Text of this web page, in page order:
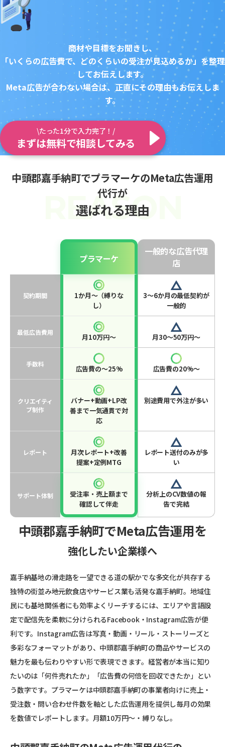
商材や目標をお聞きし、
「いくらの広告費で、どのくらいの受注が見込めるか」を整理
してお伝えします。
Meta広告が合わない場合は、正直にその理由もお伝えしま
す。
\たった1分で入力完了！/
まずは無料で相談してみる
中頭郡嘉手納町でプラマーケのMeta広告運用
代行が
選ばれる理由
プラマーケ
一般的な広告代理
店
契約期間
1か月〜（縛りな
し）
3〜6か月の最低契約が
一般的
最低広告費用
月10万円〜 月30〜50万円〜
手数料
広告費の〜25% 広告費の20%〜
クリエイティ
ブ制作
バナー+動画+LP改
善まで一気通貫で対
応
別途費用で外注が多い
レポート
月次レポート+改善
提案+定例MTG
レポート送付のみが多
い
サポート体制
受注率・売上額まで
確認して伴走
分析上のCV数値の報
告で完結
中頭郡嘉手納町でMeta広告運用を
強化したい企業様へ
嘉手納基地の滑走路を一望できる道の駅かでな――多文化が共存する
独特の街並み――地元飲食店やサービス業も活発な嘉手納町。地域住
民にも基地関係者にも効率よくリーチするには、エリアや言語設
定で配信先を柔軟に分けられるFacebook・Instagram広告が便
利です。Instagram広告は写真・動画・リール・ストーリーズと
多彩なフォーマットがあり、中頭郡嘉手納町の商品やサービスの
魅力を最も伝わりやすい形で表現できます。経営者が本当に知り
たいのは「何件売れたか」「広告費の何倍を回収できたか」とい
う数字です。プラマーケは中頭郡嘉手納町の事業者向けに売上・
受注数・問い合わせ件数を軸とした広告運用を提供し毎月の効果
を数値でレポートします。月額10万円〜・縛りなし。